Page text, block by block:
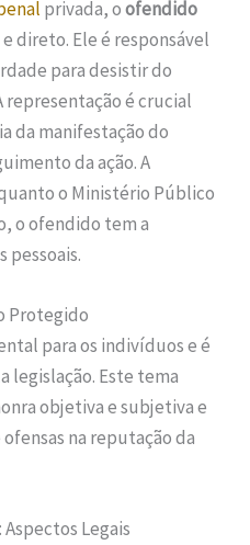
privada, oofendido
direto. Ele é responsável
para desistir do
representação é crucial
da manifestação do
da ação. A
o Ministério Público
o ofendido tem a
pessoais.
Protegido
para os indivíduos e é
legislação. Este tema
objetiva e subjetiva e
na reputação da
Legais